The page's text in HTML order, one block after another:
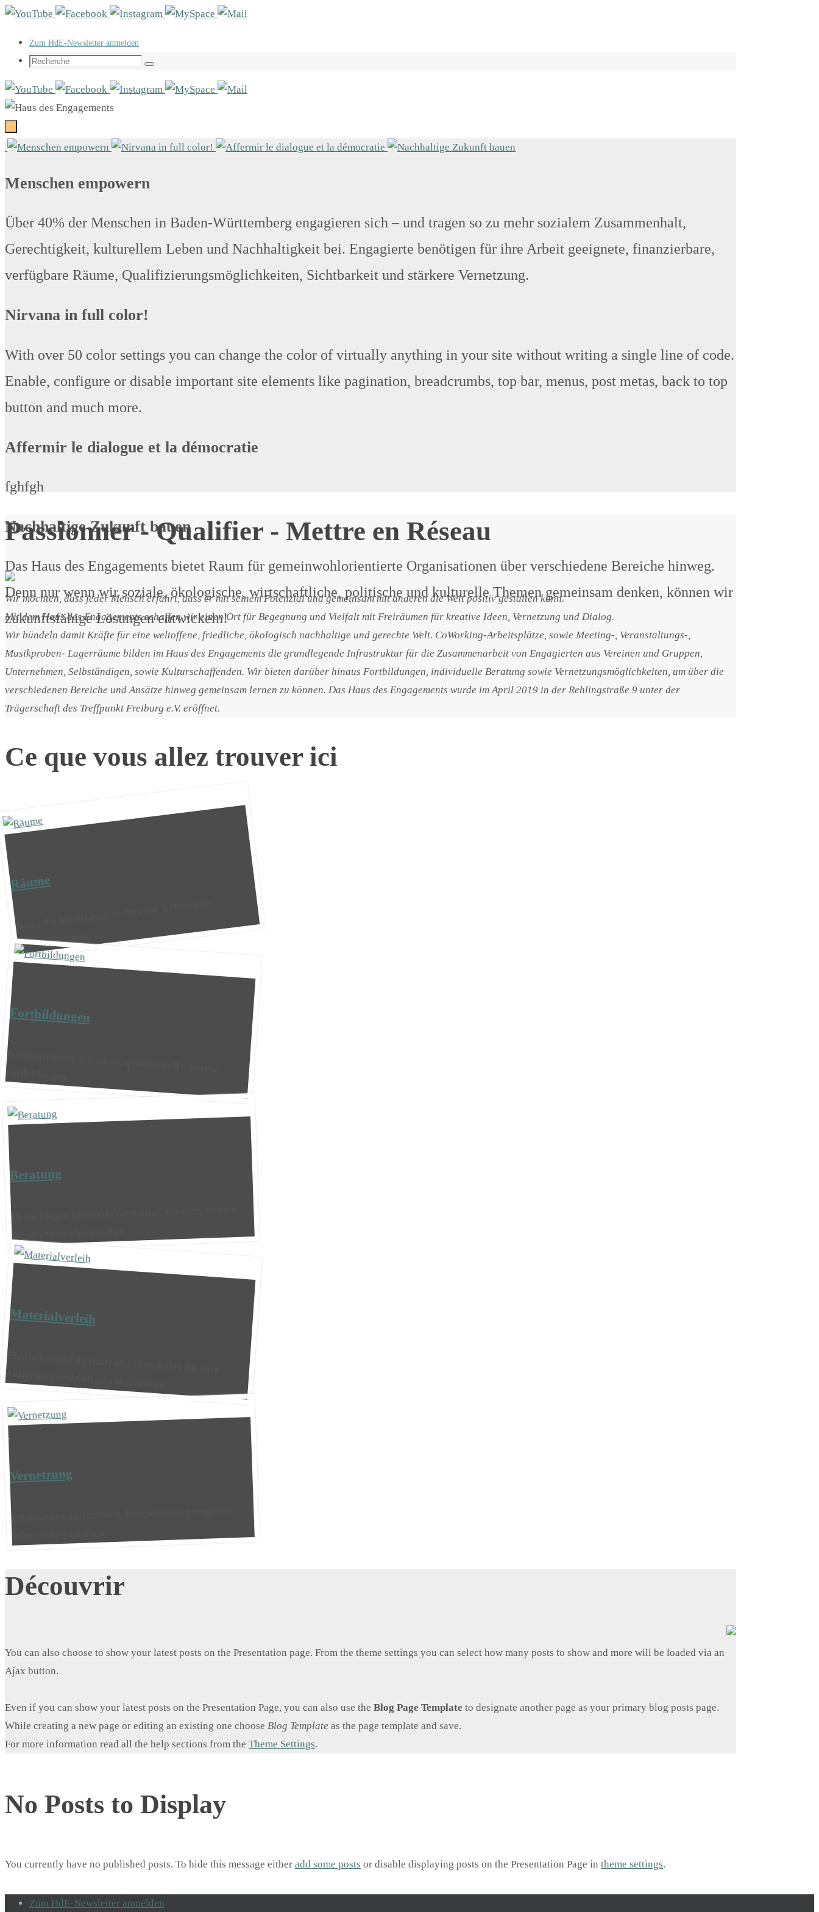
Passer
contenu
Zum HdE-Newsletter anmelden
Search
Recherche
Passer
le
Menschen empowern
Über 40% der Menschen in Baden-Württemberg engagieren sich – und tragen so zu mehr sozialem Zusammenhalt,
Gerechtigkeit, kulturellem Leben und Nachhaltigkeit bei. Engagierte benötigen für ihre Arbeit geeignete, finanzierbare,
verfügbare Räume, Qualifizierungsmöglichkeiten, Sichtbarkeit und stärkere Vernetzung.
Nirvana in full color!
With over 50 color settings you can change the color of virtually anything in your site without writing a single line of code.
Enable, configure or disable important site elements like pagination, breadcrumbs, top bar, menus, post metas, back to top
button and much more.
Affermir le dialogue et la démocratie
fghfgh
Nachhaltige Zukunft bauen
Das Haus des Engagements bietet Raum für gemeinwohlorientierte Organisationen über verschiedene Bereiche hinweg.
Denn nur wenn wir soziale, ökologische, wirtschaftliche, politische und kulturelle Themen gemeinsam denken, können wir
zukunftsfähige Lösungen entwickeln!
Passionner - Qualifier - Mettre en Réseau
Wir möchten, dass jeder Mensch erfährt, dass er mit seinem Potenzial und gemeinsam mit anderen die Welt positiv gestalten kann.
Mit dem Haus des Engagements schaffen wir einen Ort für Begegnung und Vielfalt mit Freiräumen für kreative Ideen, Vernetzung und Dialog.
Wir bündeln damit Kräfte für eine weltoffene, friedliche, ökologisch nachhaltige und gerechte Welt. CoWorking-Arbeitsplätze, sowie Meeting-, Veranstaltungs-,
Musikproben- Lagerräume bilden im Haus des Engagements die grundlegende Infrastruktur für die Zusammenarbeit von Engagierten aus Vereinen und Gruppen,
Unternehmen, Selbständigen, sowie Kulturschaffenden. Wir bieten darüber hinaus Fortbildungen, individuelle Beratung sowie Vernetzungsmöglichkeiten, um über die
verschiedenen Bereiche und Ansätze hinweg gemeinsam lernen zu können. Das Haus des Engagements wurde im April 2019 in der Rehlingstraße 9 unter der
Trägerschaft des Treffpunkt Freiburg e.V. eröffnet.
Ce que vous allez trouver ici
Räume
Nutze die Meetingräume für eure Treffen oder
Veranstaltungen
Fortbildungen
Praxisorientiert, interaktiv, qualitätsvoll – unsere
Fortbildungen
Beratung
Deine Fragen kannst du persönlich mit kompetenten
Berater*innen besprechen
Materialverleih
Hier bekommst du (fast) alle Materialien für eure
Aktivitäten und Öffentlichkeitsarbeit
Vernetzung
Erfahrungen austauschen, Kooperationen eingehen,
Wirksamkeit erhöhen
Découvrir
You can also choose to show your latest posts on the Presentation page. From the theme settings you can select how many posts to show and more will be loaded via an
Ajax button.
Even if you can show your latest posts on the Presentation Page, you can also use the Blog Page Template to designate another page as your primary blog posts page.
While creating a new page or editing an existing one choose Blog Template as the page template and save.
For more information read all the help sections from the Theme Settings.
No Posts to Display
You currently have no published posts. To hide this message either add some posts or disable displaying posts on the Presentation Page in theme settings.
Zum HdE-Newsletter anmelden